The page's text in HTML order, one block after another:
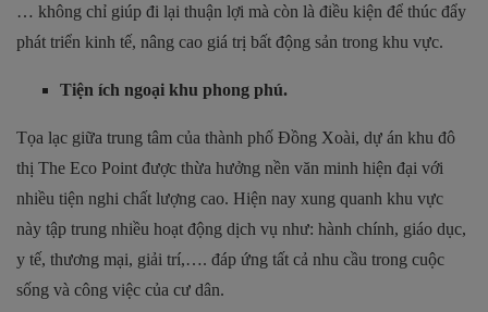
… không chỉ giúp đi lại thuận lợi mà còn là điều kiện để thúc đẩy
phát triển kinh tế, nâng cao giá trị bất động sản trong khu vực.
Tiện ích ngoại khu phong phú.
Tọa lạc giữa trung tâm của thành phố Đồng Xoài, dự án khu đô
thị The Eco Point được thừa hưởng nền văn minh hiện đại với
nhiều tiện nghi chất lượng cao. Hiện nay xung quanh khu vực
này tập trung nhiều hoạt động dịch vụ như: hành chính, giáo dục,
y tế, thương mại, giải trí,…. đáp ứng tất cả nhu cầu trong cuộc
sống và công việc của cư dân.